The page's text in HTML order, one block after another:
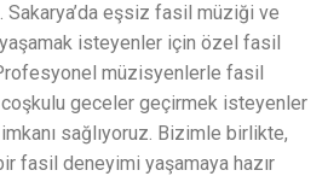
eşsiz fasil müziği ve
isteyenler için özel fasil
müzisyenlerle fasil
geceler geçirmek isteyenler
sağlıyoruz. Bizimle birlikte,
fasil deneyimi yaşamaya hazır